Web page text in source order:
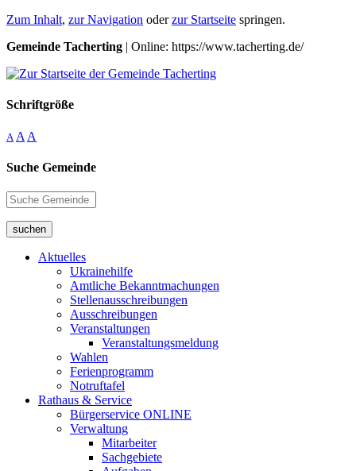
Zum Inhalt, zur Navigation oderzur Startseite springen.
Gemeinde Tacherting | Online: https://www.tacherting.de/
Schriftgröße
A A A
Suche Gemeinde
suchen
Aktuelles
Ukrainehilfe
Amtliche Bekanntmachungen
Stellenausschreibungen
Ausschreibungen
Veranstaltungen
Veranstaltungsmeldung
Wahlen
Ferienprogramm
Notruftafel
Rathaus & Service
Bürgerservice ONLINE
Verwaltung
Mitarbeiter
Sachgebiete